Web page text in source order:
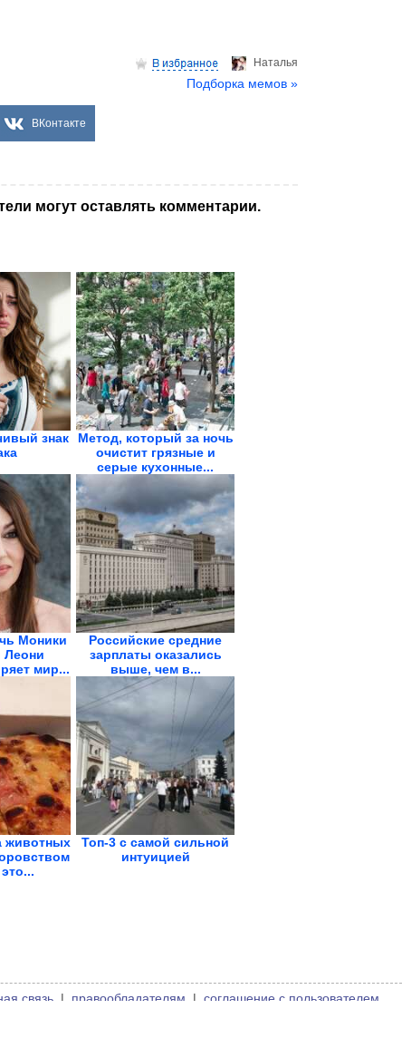
Hаталья
Подборка мемов »
ВКонтакте
могут оставлять комментарии.
знак
Метод, который за ночь
очистит грязные и
серые кухонные...
Моники
Леони
мир...
Российские средние
зарплаты оказались
выше, чем в...
животных
Топ-3 с самой сильной
интуицией
связь | правообладателям | соглашение с пользователем